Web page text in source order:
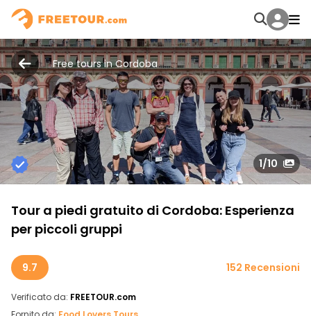
Free tours in Cordoba
1/10
Tour a piedi gratuito di Cordoba: Esperienza
per piccoli gruppi
9.7 152 Recensioni
Verificato da: FREETOUR.com